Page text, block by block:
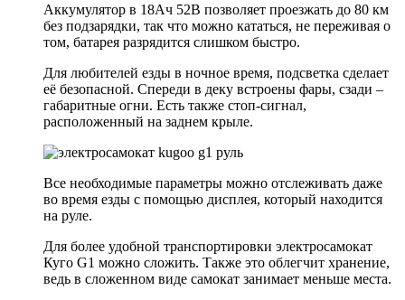
Аккумулятор в 18Ач 52В позволяет проезжать до 80 км
без подзарядки, так что можно кататься, не переживая о
том, батарея разрядится слишком быстро.
Для любителей езды в ночное время, подсветка сделает
её безопасной. Спереди в деку встроены фары, сзади –
габаритные огни. Есть также стоп-сигнал,
расположенный на заднем крыле.
Все необходимые параметры можно отслеживать даже
во время езды с помощью дисплея, который находится
на руле.
Для более удобной транспортировки электросамокат
Куго G1 можно сложить. Также это облегчит хранение,
ведь в сложенном виде самокат занимает меньше места.